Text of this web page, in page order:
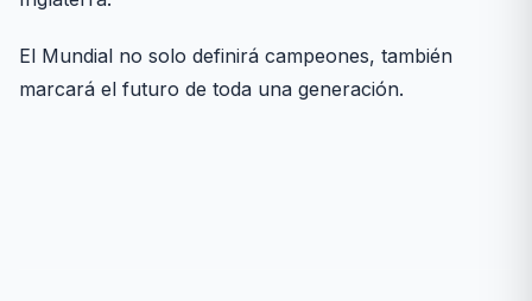
El Mundial no solo definirá campeones, también
marcará el futuro de toda una generación.